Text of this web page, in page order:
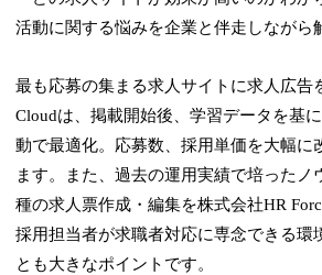
活動に関する悩みを企業と伴走しながら
最も応募の集まる求人サイトに求人広告
Cloudは、掲載開始後、学習データを基
動で最適化。応募数、採用単価を大幅に
ます。また、過去の運用実績で培ったノ
種の求人票作成・編集を株式会社HR
採用担当者が求職者対応に専念できる環
とも大きなポイントです。